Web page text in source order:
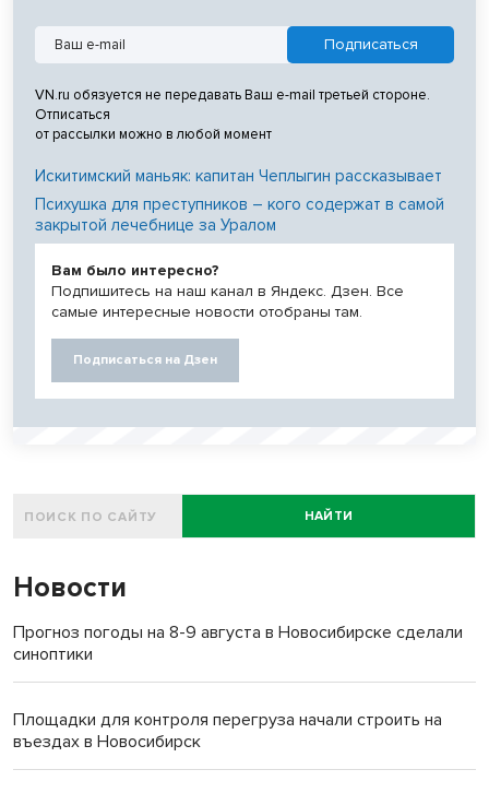
VN.ru обязуется не передавать Ваш e-mail третьей стороне.
Отписаться
от рассылки можно в любой момент
Искитимский маньяк: капитан Чеплыгин рассказывает
Психушка для преступников – кого содержат в самой
закрытой лечебнице за Уралом
Вам было интересно?
Подпишитесь на наш канал в Яндекс. Дзен. Все
самые интересные новости отобраны там.
Подписаться на Дзен
НАЙТИ
Новости
Прогноз погоды на 8-9 августа в Новосибирске сделали
синоптики
Площадки для контроля перегруза начали строить на
въездах в Новосибирск